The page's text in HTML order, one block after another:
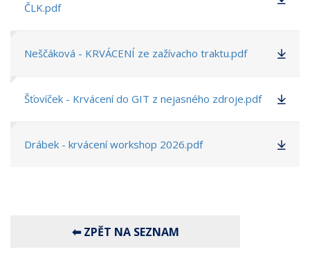
ČLK.pdf
Neščáková - KRVÁCENÍ ze zažívacho traktu.pdf
Šťovíček - Krvácení do GIT z nejasného zdroje.pdf
Drábek - krvácení workshop 2026.pdf